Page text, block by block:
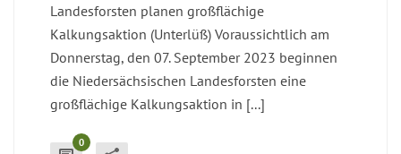
Landesforsten planen großflächige
Kalkungsaktion (Unterlüß) Voraussichtlich am
Donnerstag, den 07. September 2023 beginnen
die Niedersächsischen Landesforsten eine
großflächige Kalkungsaktion in [...]
0